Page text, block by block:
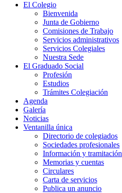
El Colegio
Bienvenida
Junta de Gobierno
Comisiones de Trabajo
Servicios administrativos
Servicios Colegiales
Nuestra Sede
El Graduado Social
Profesión
Estudios
Trámites Colegiación
Agenda
Galería
Noticias
Ventanilla única
Directorio de colegiados
Sociedades profesionales
Información y tramitación
Memorias y cuentas
Circulares
Carta de servicios
Publica un anuncio